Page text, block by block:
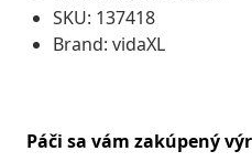
SKU: 137418
Brand: vidaXL
Páči sa vám zakúpený